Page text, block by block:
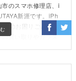
市のスマホ修理店、i
新涯です。iPh
のお困りごと解
の買い取りやガラス